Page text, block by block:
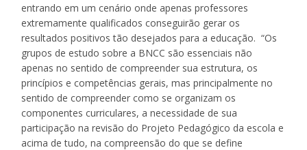
entrando em um cenário onde apenas professores
extremamente qualificados conseguirão gerar os
resultados positivos tão desejados para a educação. “Os
grupos de estudo sobre a BNCC são essenciais não
apenas no sentido de compreender sua estrutura, os
princípios e competências gerais, mas principalmente no
sentido de compreender como se organizam os
componentes curriculares, a necessidade de sua
participação na revisão do Projeto Pedagógico da escola e
acima de tudo, na compreensão do que se define